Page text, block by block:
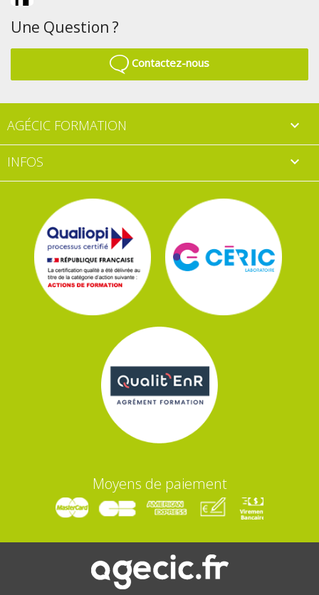
Une Question ?
Contactez-nous
AGÉCIC FORMATION 
INFOS 
Moyens de paiement